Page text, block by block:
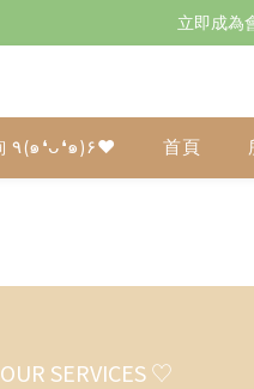
7月29
♫ ~ 網站貨品未能盡錄，歡迎帶圖查詢 ٩(๑❛ᴗ❛๑)۶♥ 首頁
OUR SERVICES ♡